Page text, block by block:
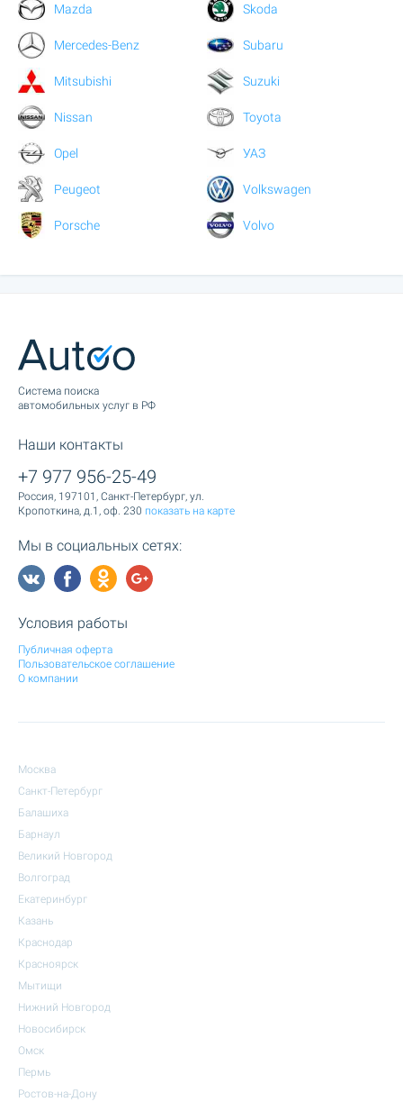
Mazda
Mercedes-Benz
Mitsubishi
Nissan
Opel
Peugeot
Porsche
Skoda
Subaru
Suzuki
Toyota
УАЗ
Volkswagen
Volvo
Cистема поиска
автомобильных услуг в РФ
Наши контакты
+7 977 956-25-49
Россия, 197101, Санкт-Петербург, ул.
Кропоткина, д.1, оф. 230 показать на карте
Мы в социальных сетях:
Условия работы
Публичная оферта
Пользовательское соглашение
О компании
Москва
Санкт-Петербург
Балашиха
Барнаул
Великий Новгород
Волгоград
Екатеринбург
Казань
Краснодар
Красноярск
Мытищи
Нижний Новгород
Новосибирск
Омск
Пермь
Ростов-на-Дону